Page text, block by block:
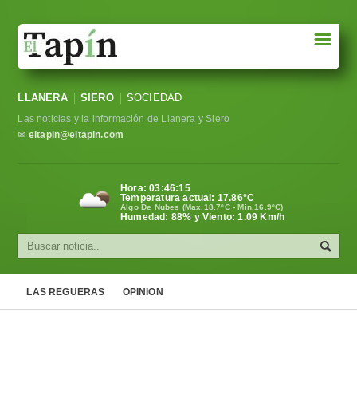
Sociedad
Política
Cultura
☰
LLANERA SIERO SOCIEDAD
Las noticias y la información de Llanera y Siero
✉ eltapin@eltapin.com
Hora:03:46:16
Temperatura actual: 17.86°C
Algo De Nubes (Max.18.7ºC - Min.16.9ºC)
Humedad: 88% y Viento: 1.09 Km/h
LAS REGUERAS OPINION